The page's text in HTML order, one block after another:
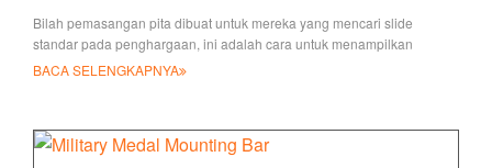
Bilah pemasangan pita dibuat untuk mereka yang mencari slide
standar pada penghargaan, ini adalah cara untuk menampilkan
penghargaan saat tidak mengenakan m
BACA SELENGKAPNYA